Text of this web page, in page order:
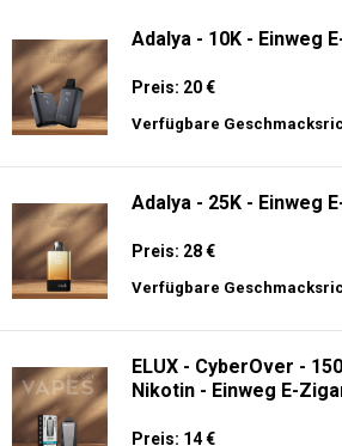
Adalya - 10K - Einweg
Preis: 20 €
Verfügbare
Adalya - 25K - Einweg
Preis: 28 €
Verfügbare
ELUX - CyberOver -
Nikotin - Einweg E-
Preis: 14 €